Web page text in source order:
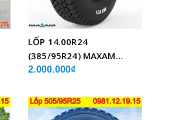
LỐP 14.00R24
(385/95R24) MAXAM
MSVO1 BỐ THÉP LẮP XE
2.000.000₫